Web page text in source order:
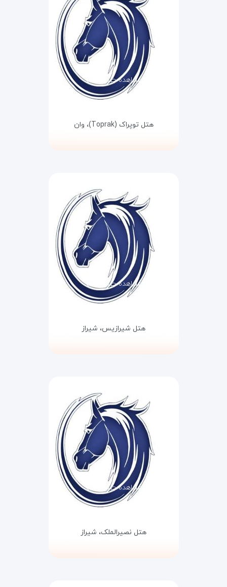
مشاهده جزئیات
هتل توپراک (Toprak)، وان
مشاهده جزئیات
هتل شیرازیس، شیراز
مشاهده جزئیات
هتل نصیرالملک، شیراز